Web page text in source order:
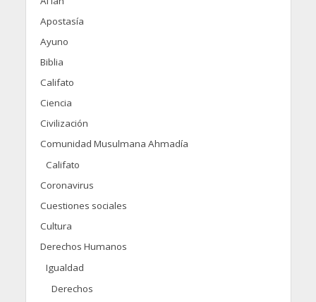
Apostasía
Ayuno
Biblia
Califato
Ciencia
Civilización
Comunidad Musulmana Ahmadía
Califato
Coronavirus
Cuestiones sociales
Cultura
Derechos Humanos
Igualdad
Derechos